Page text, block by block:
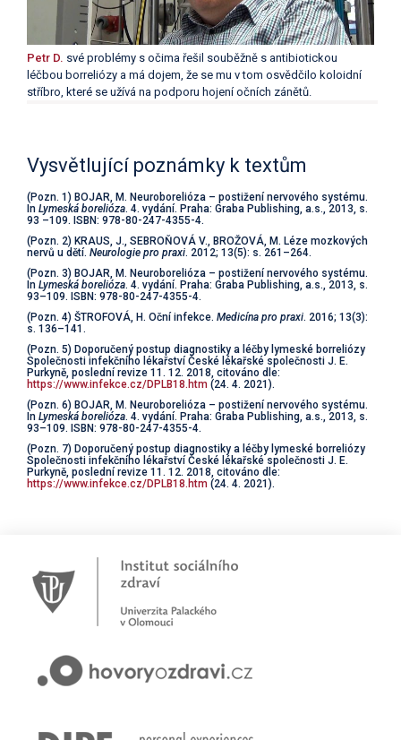
Petr D. své problémy s očima řešil souběžně s antibiotickou
léčbou borreliózy a má dojem, že se mu v tom osvědčilo koloidní
stříbro, které se užívá na podporu hojení očních zánětů.
Vysvětlující poznámky k textům
(Pozn. 1) BOJAR, M. Neuroborelióza – postižení nervového systému.
In Lymeská borelióza. 4. vydání. Praha: Graba Publishing, a.s., 2013, s.
93 –109. ISBN: 978-80-247-4355-4.
(Pozn. 2) KRAUS, J., SEBROŇOVÁ V., BROŽOVÁ, M. Léze mozkových
nervů u dětí. Neurologie pro praxi. 2012; 13(5): s. 261–264.
(Pozn. 3) BOJAR, M. Neuroborelióza – postižení nervového systému.
In Lymeská borelióza. 4. vydání. Praha: Graba Publishing, a.s., 2013, s.
93–109. ISBN: 978-80-247-4355-4.
(Pozn. 4) ŠTROFOVÁ, H. Oční infekce. Medicína pro praxi. 2016; 13(3):
s. 136–141.
(Pozn. 5) Doporučený postup diagnostiky a léčby lymeské borreliózy
Společnosti infekčního lékařství České lékařské společnosti J. E.
Purkyně, poslední revize 11. 12. 2018, citováno dle:
https://www.infekce.cz/DPLB18.htm (24. 4. 2021).
(Pozn. 6) BOJAR, M. Neuroborelióza – postižení nervového systému.
In Lymeská borelióza. 4. vydání. Praha: Graba Publishing, a.s., 2013, s.
93–109. ISBN: 978-80-247-4355-4.
(Pozn. 7) Doporučený postup diagnostiky a léčby lymeské borreliózy
Společnosti infekčního lékařství České lékařské společnosti J. E.
Purkyně, poslední revize 11. 12. 2018, citováno dle:
https://www.infekce.cz/DPLB18.htm (24. 4. 2021).